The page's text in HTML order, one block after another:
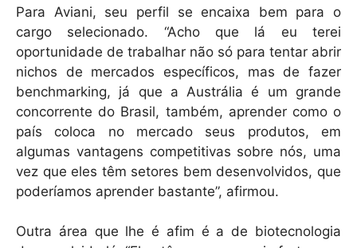
Para Aviani, seu perfil se encaixa bem para o
cargo selecionado. “Acho que lá eu terei
oportunidade de trabalhar não só para tentar abrir
nichos de mercados específicos, mas de fazer
benchmarking, já que a Austrália é um grande
concorrente do Brasil, também, aprender como o
país coloca no mercado seus produtos, em
algumas vantagens competitivas sobre nós, uma
vez que eles têm setores bem desenvolvidos, que
poderíamos aprender bastante”, afirmou.
Outra área que lhe é afim é a de biotecnologia